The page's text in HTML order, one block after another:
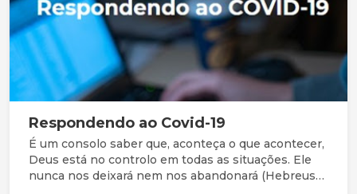
Respondendo ao Covid-19
É um consolo saber que, aconteça o que acontecer,
Deus está no controlo em todas as situações. Ele
nunca nos deixará nem nos abandonará (Hebreus